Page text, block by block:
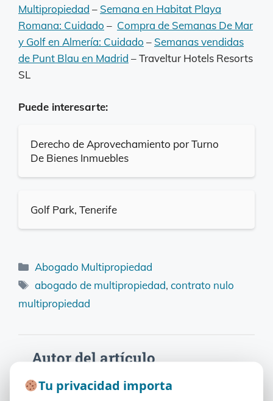
Multipropiedad – Semana en Habitat Playa
Romana: Cuidado – Compra de Semanas De Mar
y Golf en Almería: Cuidado – Semanas vendidas
de Punt Blau en Madrid – Traveltur Hotels Resorts
SL
Puede interesarte:
Derecho de Aprovechamiento por Turno
De Bienes Inmuebles
Golf Park, Tenerife
Categorías
Abogado Multipropiedad
Etiquetas
abogado de multipropiedad,contrato nulo
multipropiedad
Autor del artículo
Francisco Claros
Tu privacidad importa
Tu privacidad importa